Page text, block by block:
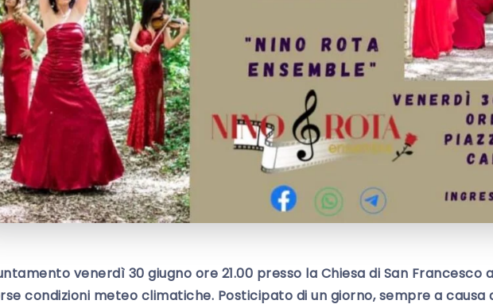
venerdì 30 giugno ore 21.00 presso la Chiesa di San Francesco
condizioni meteo climatiche. Posticipato di un giorno, sempre a